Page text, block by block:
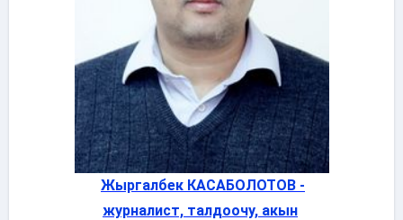
Жыргалбек КАСАБОЛОТОВ -
журналист, талдоочу, акын